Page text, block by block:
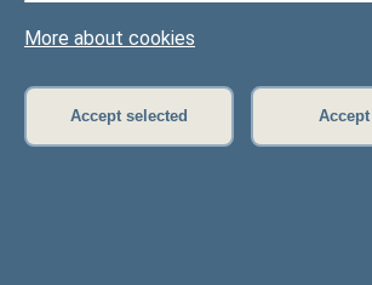
More about cookies
Accept selected Accept
Sitting in progress
Home>Plenary sittings>
Darbotvarkės